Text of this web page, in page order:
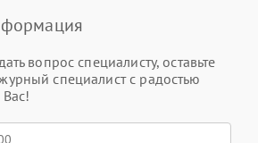
вопрос специалисту, оставьте
специалист с радостью
Вас!